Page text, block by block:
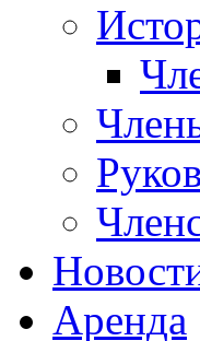
Аренда